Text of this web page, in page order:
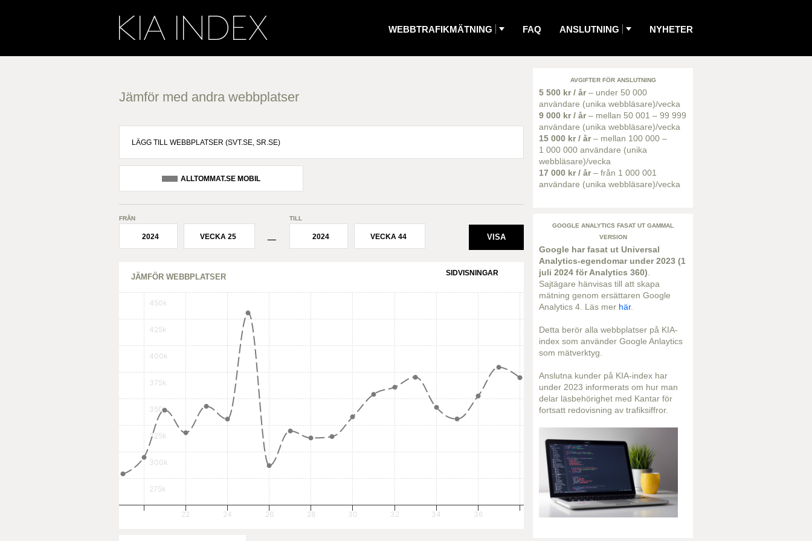
WEBBTRAFIKMÄTNING FAQ ANSLUTNING NYHETER
Jämför med andra webbplatser
ALLTOMMAT.SE MOBIL
FRÅN
2024 VECKA 25
¯
TILL
2024 VECKA 44
JÄMFÖR WEBBPLATSER SIDVISNINGAR
275k
300k
325k
350k
375k
400k
425k
450k
22 24 26 28 30 32 34 36
AVGIFTER FÖR ANSLUTNING
5 500 kr / år– under 50 000
användare (unika webbläsare)/vecka
9 000 kr / år– mellan 50 001 – 99 999
användare (unika webbläsare)/vecka
15 000 kr / år– mellan 100 000 –
1 000 000 användare (unika
webbläsare)/vecka
17 000 kr / år– från 1 000 001
användare (unika webbläsare)/vecka
GOOGLE ANALYTICS FASAT UT GAMMAL
VERSION
Google har fasat ut Universal
Analytics-egendomar under 2023 (1
juli 2024 för Analytics 360)
Sajtägare hänvisas till att skapa
mätning genom ersättaren Google
Analytics 4. Läs mer här.
Detta berör alla webbplatser på KIA-
index som använder Google Anlaytics
som mätverktyg.
Anslutna kunder på KIA-index har
under 2023 informerats om hur man
delar läsbehörighet med Kantar för
fortsatt redovisning av trafiksiffror.